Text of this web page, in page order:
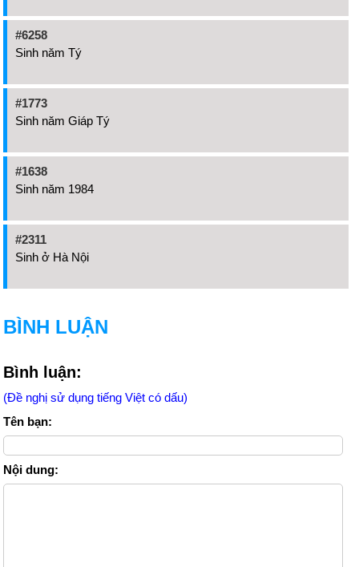
#6258
Sinh năm Tý
#1773
Sinh năm Giáp Tý
#1638
Sinh năm 1984
#2311
Sinh ở Hà Nội
BÌNH LUẬN
Bình luận:
(Đề nghị sử dụng tiếng Việt có dấu)
Tên bạn:
Nội dung: